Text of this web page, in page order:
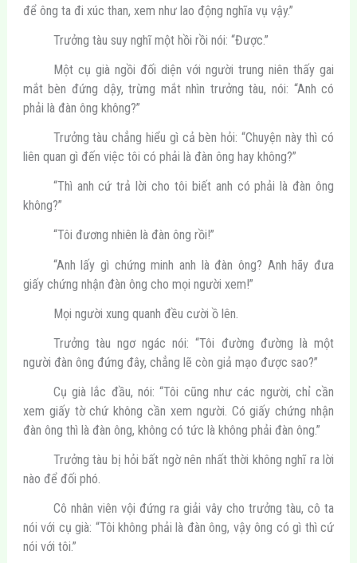
để ông ta đi xúc than, xem như lao động nghĩa vụ vậy.”
Trưởng tàu suy nghĩ một hồi rồi nói: “Được.”
Một cụ già ngồi đối diện với người trung niên thấy gai
mắt bèn đứng dậy, trừng mắt nhìn trưởng tàu, nói: “Anh có
phải là đàn ông không?”
Trưởng tàu chẳng hiểu gì cả bèn hỏi: “Chuyện này thì có
liên quan gì đến việc tôi có phải là đàn ông hay không?”
“Thì anh cứ trả lời cho tôi biết anh có phải là đàn ông
không?”
“Tôi đương nhiên là đàn ông rồi!”
“Anh lấy gì chứng minh anh là đàn ông? Anh hãy đưa
giấy chứng nhận đàn ông cho mọi người xem!”
Mọi người xung quanh đều cười ồ lên.
Trưởng tàu ngơ ngác nói: “Tôi đường đường là một
người đàn ông đứng đây, chẳng lẽ còn giả mạo được sao?”
Cụ già lắc đầu, nói: “Tôi cũng như các người, chỉ cần
xem giấy tờ chứ không cần xem người. Có giấy chứng nhận
đàn ông thì là đàn ông, không có tức là không phải đàn ông.”
Trưởng tàu bị hỏi bất ngờ nên nhất thời không nghĩ ra lời
nào để đối phó.
Cô nhân viên vội đứng ra giải vây cho trưởng tàu, cô ta
nói với cụ già: “Tôi không phải là đàn ông, vậy ông có gì thì cứ
nói với tôi.”